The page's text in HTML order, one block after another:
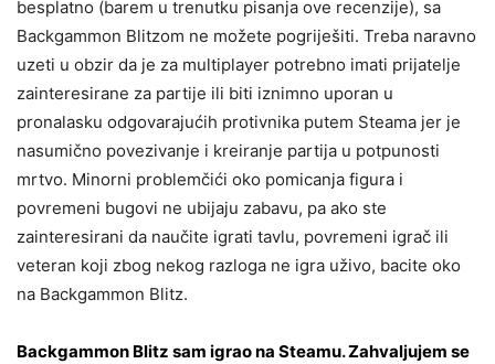
besplatno (barem u trenutku pisanja ove recenzije), sa
Backgammon Blitzom ne možete pogriješiti. Treba naravno
uzeti u obzir da je za multiplayer potrebno imati prijatelje
zainteresirane za partije ili biti iznimno uporan u
pronalasku odgovarajućih protivnika putem Steama jer je
nasumično povezivanje i kreiranje partija u potpunosti
mrtvo. Minorni problemčići oko pomicanja figura i
povremeni bugovi ne ubijaju zabavu, pa ako ste
zainteresirani da naučite igrati tavlu, povremeni igrač ili
veteran koji zbog nekog razloga ne igra uživo, bacite oko
na Backgammon Blitz.
Backgammon Blitz sam igrao na Steamu.Zahvaljujem se